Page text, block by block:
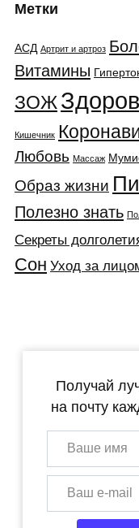
Метки
АСД Артрит и артроз
Витамины
ЗОЖ
Кишечник
Любовь Массаж
Образ жизни
Полезно знать
Секреты
Сон Уход за
Получай
на почту